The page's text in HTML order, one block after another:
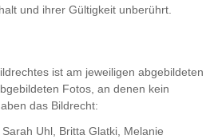
und ihrer Gültigkeit unberührt.
ist am jeweiligen abgebildeten
Fotos, an denen kein
das Bildrecht:
Uhl, Britta Glatki, Melanie